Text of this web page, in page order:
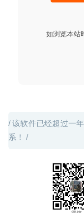
如浏览本站
/ 该软件已经超过一
系！ /
Downie 4.0.16 中
Wondershare
2020-07-18